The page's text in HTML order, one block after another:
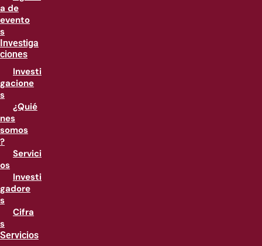
a de
evento
s
Investiga
ciones
Investi
gacione
s
¿Quié
nes
somos
?
Servici
os
Investi
gadore
s
Cifra
s
Servicios